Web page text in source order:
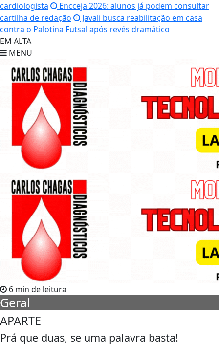
cardiologista
Encceja 2026: alunos já podem consultar
cartilha de redação
Javali busca reabilitação em casa
contra o Palotina Futsal após revés dramático
EM ALTA
MENU
6 min de leitura
Geral
APARTE
Prá que duas, se uma palavra basta!